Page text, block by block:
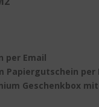
per Email
Papiergutschein per
Geschenkbox